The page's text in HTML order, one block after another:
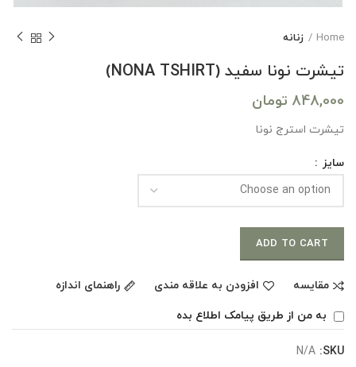
Home زنانه
تیشرت نونا سفید (NONA TSHIRT)
848,000 تومان
تیشرت استرج نونا
سایز
ADD TO CART
مقایسه افزودن به علاقه مندی
راهنمای اندازه
به من از طریق پیامک اطلاع بده
SKU:
N/A